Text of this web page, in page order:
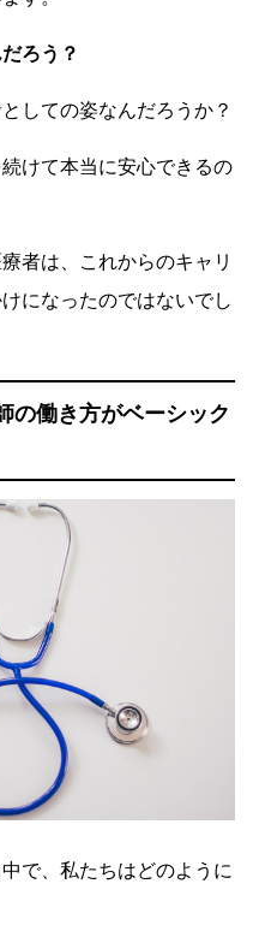
ろう？
しての姿なんだろうか？
けて本当に安心できるの
者は、これからのキャリ
になったのではないでし
の働き方がベーシック
で、私たちはどのように